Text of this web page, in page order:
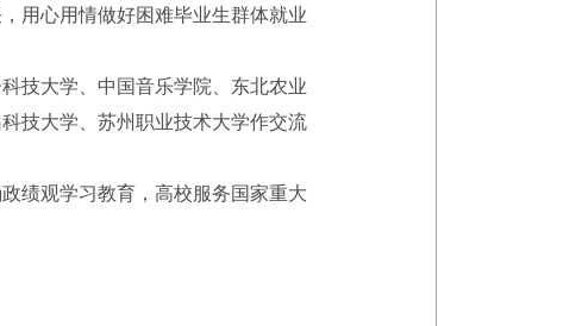
用心用情做好困难毕业生群体就业
技大学、中国音乐学院、东北农业
技大学、苏州职业技术大学作交流
绩观学习教育，高校服务国家重大